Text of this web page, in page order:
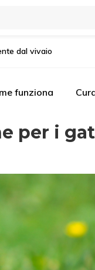
dal vivaio
funziona
per i